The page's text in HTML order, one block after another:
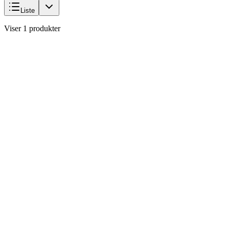
Liste
Viser 1 produkter